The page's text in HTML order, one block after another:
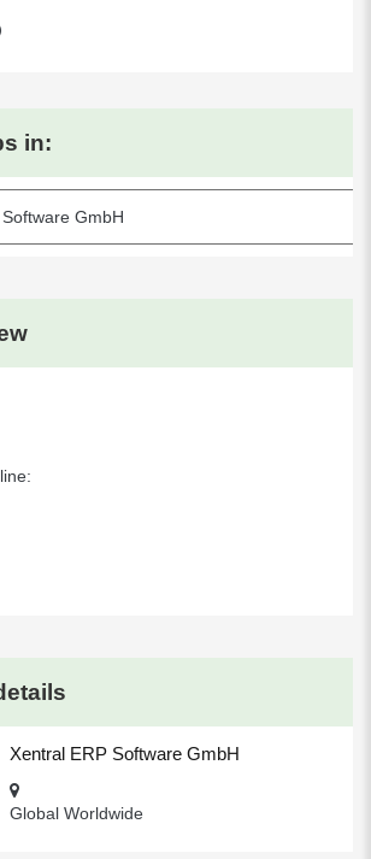
Xentral ERP Software GmbH
Global Worldwide
in:
GmbH